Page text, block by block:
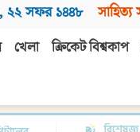
, ২২ সফর ১৪৪৮ সাহিত্য
খেলা ক্রিকেট বিশ্বকাপ